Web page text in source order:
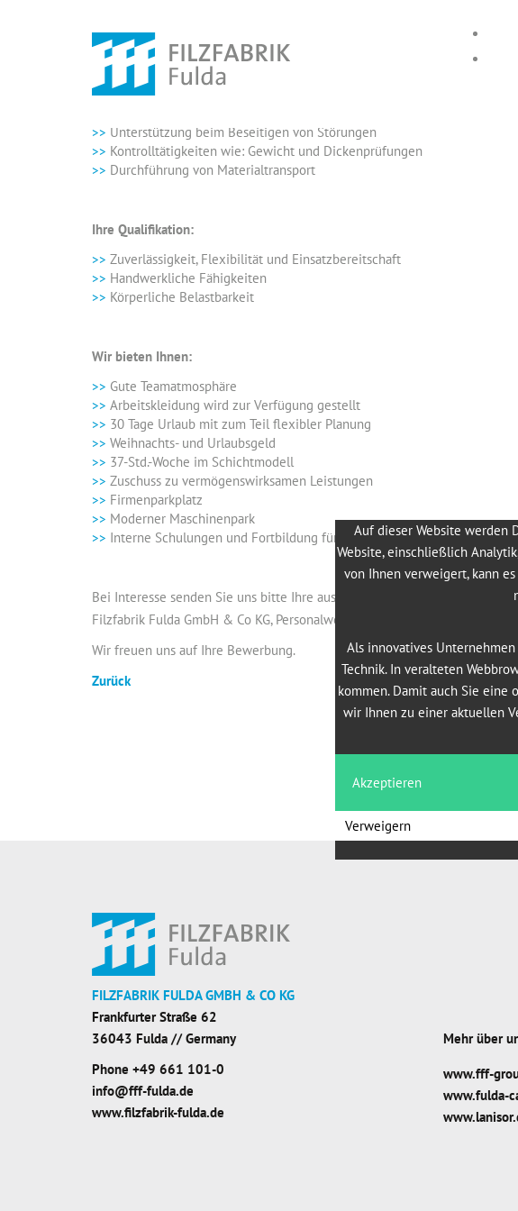
Ihre Aufgaben:
Unterstützung der Maschinenführer beim Bertreiben unsere
Unterstützung beim Beseitigen von Störungen
Kontrolltätigkeiten wie: Gewicht und Dickenprüfungen
Durchführung von Materialtransport
Ihre Qualifikation:
Zuverlässigkeit, Flexibilität und Einsatzbereitschaft
Handwerkliche Fähigkeiten
Körperliche Belastbarkeit
Wir bieten Ihnen:
Gute Teamatmosphäre
Arbeitskleidung wird zur Verfügung gestellt
30 Tage Urlaub mit zum Teil flexibler Planung
Weihnachts- und Urlaubsgeld
37-Std.-Woche im Schichtmodell
Zuschuss zu vermögenswirksamen Leistungen
Firmenparkplatz
Moderner Maschinenpark
Interne Schulungen und Fortbildung für Quereinsteiger
Bei Interesse senden Sie uns bitte Ihre aussagekräftigen
Filzfabrik Fulda GmbH & Co KG, Personalwesen, Frankfurter Straße 62,
Wir freuen uns auf Ihre Bewerbung.
Zurück
FILZFABRIK FULDA GMBH & CO KG
Frankfurter Straße 62
36043 Fulda // Germany
Phone +49 661 101-0
info@fff-fulda.de
www.filzfabrik-fulda.de
Mehr über
www.fff-
www.fulda-
Auf dieser Website werden
Website, einschließlich
von Ihnen verweigert, kann
Als innovatives
Technik. In veralteten
kommen. Damit auch Sie eine
wir Ihnen zu einer aktuellen
Akzeptieren
Verweigern